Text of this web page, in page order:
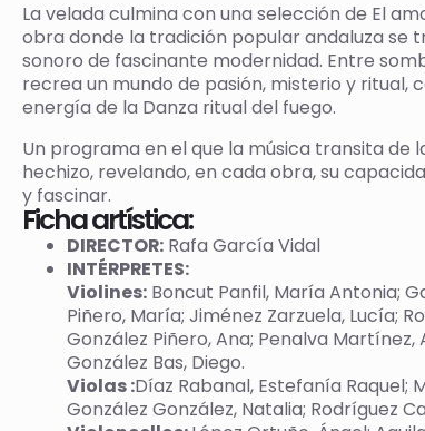
La velada culmina con una selección de El
obra donde la tradición popular andaluza se
sonoro de fascinante modernidad. Entre
recrea un mundo de pasión, misterio y ritual,
energía de la Danza ritual del fuego.
Un programa en el que la música transita de
hechizo, revelando, en cada obra, su
y fascinar.
Ficha artística:
DIRECTOR: Rafa García Vidal
INTÉRPRETES:
Violines: Boncut Panfil, María Antonia;
Piñero, María; Jiménez Zarzuela, Lucía;
González Piñero, Ana; Penalva Martínez,
González Bas, Diego.
Violas :Díaz Rabanal, Estefanía Raquel;
González González, Natalia; Rodríguez